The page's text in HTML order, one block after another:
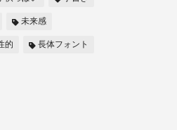
未来感
的 長体フォント